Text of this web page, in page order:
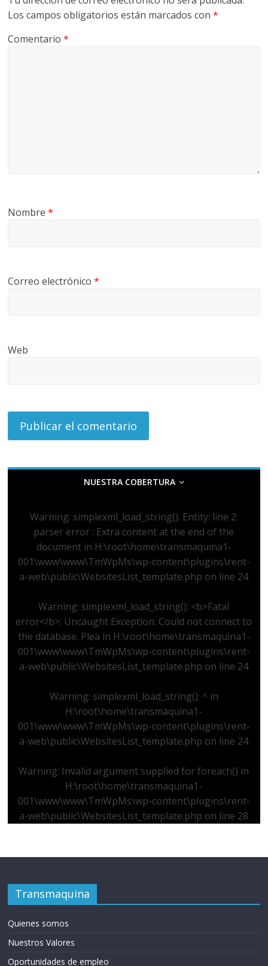
Los campos obligatorios están marcados con*
Comentario*
Nombre*
Correo electrónico*
Web
NUESTRA COBERTURA
Warning: simplexml_load_string(): Entity: line 2:
parser error : Extra content at the end of the
document in H:\root\home\transmaquina1-
001\www\www\TmWpMs\wp-content\plugins\rent-
a-web\public\WebsitesList_template.php on line 24
Warning: simplexml_load_string(): <b>Fatal
error</b>: Uncaught Exception: Could not connect to
the database. Plea in H:\root\home\transmaquina1-
001\www\www\TmWpMs\wp-content\plugins\rent-
a-web\public\WebsitesList_template.php on line 24
Warning: simplexml_load_string(): ^ in
H:\root\home\transmaquina1-
001\www\www\TmWpMs\wp-content\plugins\rent-
a-web\public\WebsitesList_template.php on line 24
Warning: Invalid argument supplied for foreach() in
H:\root\home\transmaquina1-
001\www\www\TmWpMs\wp-content\plugins\rent-
a-web\public\WebsitesList_template.php on line 28
Transmaquina
Quienes somos
Nuestros Valores
Oportunidades de empleo